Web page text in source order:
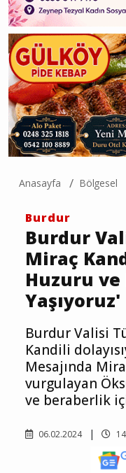
Anasayfa Bölgesel
Burdur
Burdur
Miraç
Huzuru
Yaşıyoruz'
Burdur Valisi
Kandili
Mesajında
vurgulayan
ve beraberlik
06.02.2024